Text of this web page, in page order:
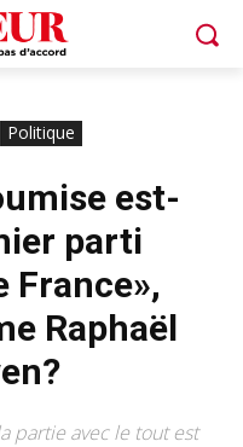
Politique
est-
parti
France»,
Raphaël
partie avec le tout est